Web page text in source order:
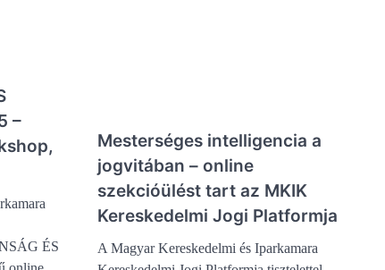
–
ÉS
Mesterséges intelligencia a
jogvitában – online
szekcióülést tart az MKIK
Kereskedelmi Jogi Platformja
A Magyar Kereskedelmi és Iparkamara